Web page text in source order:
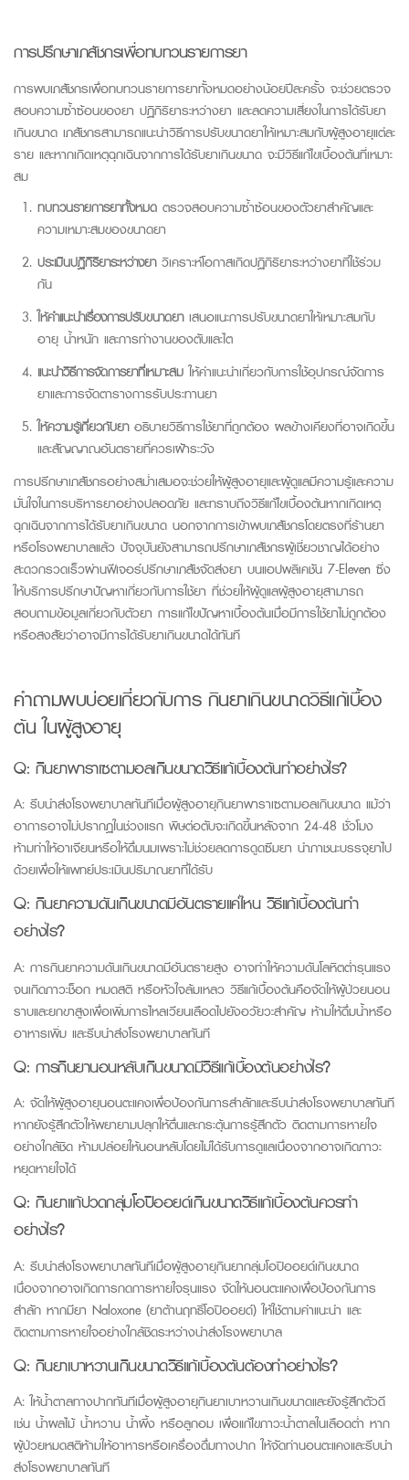
การปรึกษาเภสัชกรเพื่อทบทวนรายการยา
การพบเภสัชกรเพื่อทบทวนรายการยาทั้งหมดอย่างน้อยปีละครั้ง จะช่วยตรวจ
สอบความซ้ำซ้อนของยา ปฏิกิริยาระหว่างยา และลดความเสี่ยงในการได้รับยา
เกินขนาด เภสัชกรสามารถแนะนำวิธีการปรับขนาดยาให้เหมาะสมกับผู้สูงอายุแต่ละ
ราย และหากเกิดเหตุฉุกเฉินจากการได้รับยาเกินขนาด จะมีวิธีแก้ไขเบื้องต้นที่เหมาะ
สม
ทบทวนรายการยาทั้งหมด ตรวจสอบความซ้ำซ้อนของตัวยาสำคัญและ
ความเหมาะสมของขนาดยา
ประเมินปฏิกิริยาระหว่างยาวิเคราะห์โอกาสเกิดปฏิกิริยาระหว่างยาที่ใช้ร่วม
กัน
ให้คำแนะนำเรื่องการปรับขนาดยาเสนอแนะการปรับขนาดยาให้เหมาะสมกับ
อายุ น้ำหนัก และการทำงานของตับและไต
แนะนำวิธีการจัดการยาที่เหมาะสม ให้คำแนะนำเกี่ยวกับการใช้อุปกรณ์จัดการ
ยาและการจัดตารางการรับประทานยา
ให้ความรู้เกี่ยวกับยาอธิบายวิธีการใช้ยาที่ถูกต้อง ผลข้างเคียงที่อาจเกิดขึ้น
และสัญญาณอันตรายที่ควรเฝ้าระวัง
การปรึกษาเภสัชกรอย่างสม่ำเสมอจะช่วยให้ผู้สูงอายุและผู้ดูแลมีความรู้และความ
มั่นใจในการบริหารยาอย่างปลอดภัย และทราบถึงวิธีแก้ไขเบื้องต้นหากเกิดเหตุ
ฉุกเฉินจากการได้รับยาเกินขนาด นอกจากการเข้าพบเภสัชกรโดยตรงที่ร้านยา
หรือโรงพยาบาลแล้ว ปัจจุบันยังสามารถปรึกษาเภสัชกรผู้เชี่ยวชาญได้อย่าง
สะดวกรวดเร็วผ่านฟีเจอร์ปรึกษาเภสัชจัดส่งยา บนแอปพลิเคชัน 7-Eleven ซึ่ง
ให้บริการปรึกษาปัญหาเกี่ยวกับการใช้ยา ที่ช่วยให้ผู้ดูแลผู้สูงอายุสามารถ
สอบถามข้อมูลเกี่ยวกับตัวยา การแก้ไขปัญหาเบื้องต้นเมื่อมีการใช้ยาไม่ถูกต้อง
หรือสงสัยว่าอาจมีการได้รับยาเกินขนาดได้ทันที
คำถามพบบ่อยเกี่ยวกับการ กินยาเกินขนาดวิธีแก้เบื้อง
ต้นในผู้สูงอายุ
Q: กินยาพาราเซตามอลเกินขนาดวิธีแก้เบื้องต้นทำอย่างไร?
A: รีบนำส่งโรงพยาบาลทันทีเมื่อผู้สูงอายุกินยาพาราเซตามอลเกินขนาด แม้ว่า
อาการอาจไม่ปรากฏในช่วงแรก พิษต่อตับจะเกิดขึ้นหลังจาก 24-48 ชั่วโมง
ห้ามทำให้อาเจียนหรือให้ดื่มนมเพราะไม่ช่วยลดการดูดซึมยา นำภาชนะบรรจุยาไป
ด้วยเพื่อให้แพทย์ประเมินปริมาณยาที่ได้รับ
Q: กินยาความดันเกินขนาดมีอันตรายแค่ไหน วิธีแก้เบื้องต้นทำ
อย่างไร?
A: การกินยาความดันเกินขนาดมีอันตรายสูง อาจทำให้ความดันโลหิตต่ำรุนแรง
จนเกิดภาวะช็อก หมดสติ หรือหัวใจล้มเหลว วิธีแก้เบื้องต้นคือจัดให้ผู้ป่วยนอน
ราบและยกขาสูงเพื่อเพิ่มการไหลเวียนเลือดไปยังอวัยวะสำคัญ ห้ามให้ดื่มน้ำหรือ
อาหารเพิ่ม และรีบนำส่งโรงพยาบาลทันที
Q: การกินยานอนหลับเกินขนาดมีวิธีแก้เบื้องต้นอย่างไร?
A: จัดให้ผู้สูงอายุนอนตะแคงเพื่อป้องกันการสำลักและรีบนำส่งโรงพยาบาลทันที
หากยังรู้สึกตัวให้พยายามปลุกให้ตื่นและกระตุ้นการรู้สึกตัว ติดตามการหายใจ
อย่างใกล้ชิด ห้ามปล่อยให้นอนหลับโดยไม่ได้รับการดูแลเนื่องจากอาจเกิดภาวะ
หยุดหายใจได้
Q: กินยาแก้ปวดกลุ่มโอปิออยด์เกินขนาดวิธีแก้เบื้องต้นควรทำ
อย่างไร?
A: รีบนำส่งโรงพยาบาลทันทีเมื่อผู้สูงอายุกินยากลุ่มโอปิออยด์เกินขนาด
เนื่องจากอาจเกิดการกดการหายใจรุนแรง จัดให้นอนตะแคงเพื่อป้องกันการ
สำลัก หากมียา Naloxone (ยาต้านฤทธิ์โอปิออยด์) ให้ใช้ตามคำแนะนำ และ
ติดตามการหายใจอย่างใกล้ชิดระหว่างนำส่งโรงพยาบาล
Q: กินยาเบาหวานเกินขนาดวิธีแก้เบื้องต้นต้องทำอย่างไร?
A: ให้น้ำตาลทางปากทันทีเมื่อผู้สูงอายุกินยาเบาหวานเกินขนาดและยังรู้สึกตัวดี
เช่น น้ำผลไม้ น้ำหวาน น้ำผึ้ง หรือลูกอม เพื่อแก้ไขภาวะน้ำตาลในเลือดต่ำ หาก
ผู้ป่วยหมดสติห้ามให้อาหารหรือเครื่องดื่มทางปาก ให้จัดท่านอนตะแคงและรีบนำ
ส่งโรงพยาบาลทันที